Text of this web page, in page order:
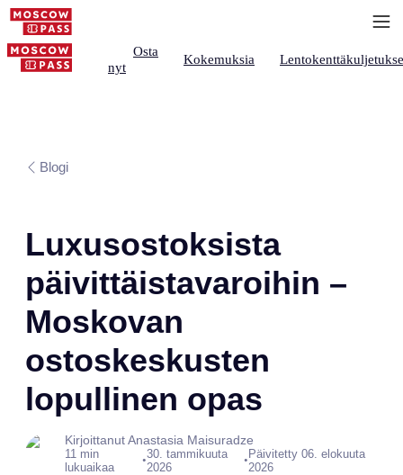
Osta
nyt
Kokemuksia
Blogi
Luxusostoksista
päivittäistavaroihin –
Moskovan
ostoskeskusten
lopullinen opas
Kirjoittanut Anastasia Maisuradze
11 min
lukuaikaa
•30. tammikuuta
2026
• Päivitetty 06. elokuuta
2026